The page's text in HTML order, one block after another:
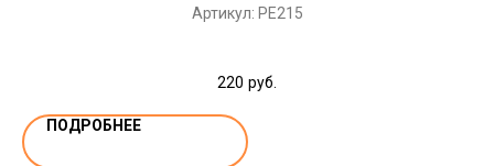
Артикул: PE215
220 руб.
ПОДРОБНЕЕ